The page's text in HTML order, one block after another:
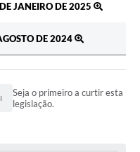
JANEIRO DE 2025
DE 2024
Seja o primeiro a curtir esta
legislação.